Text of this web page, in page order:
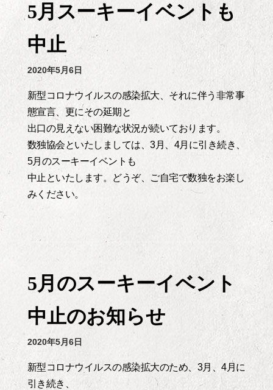
5月スーキーイベントも
中止
2020年5月6日
新型コロナウイルスの感染拡大、それに伴う非常事
態宣言、更にその延期と
出口の見えない困難な状況が続いております。
数独協会といたしましては、3月、4月に引き続き、
5月のスーキーイベントも
中止といたします。どうぞ、ご自宅で数独をお楽し
みください。
5月のスーキーイベント
中止のお知らせ
2020年5月6日
新型コロナウイルスの感染拡大のため、3月、4月に
引き続き、